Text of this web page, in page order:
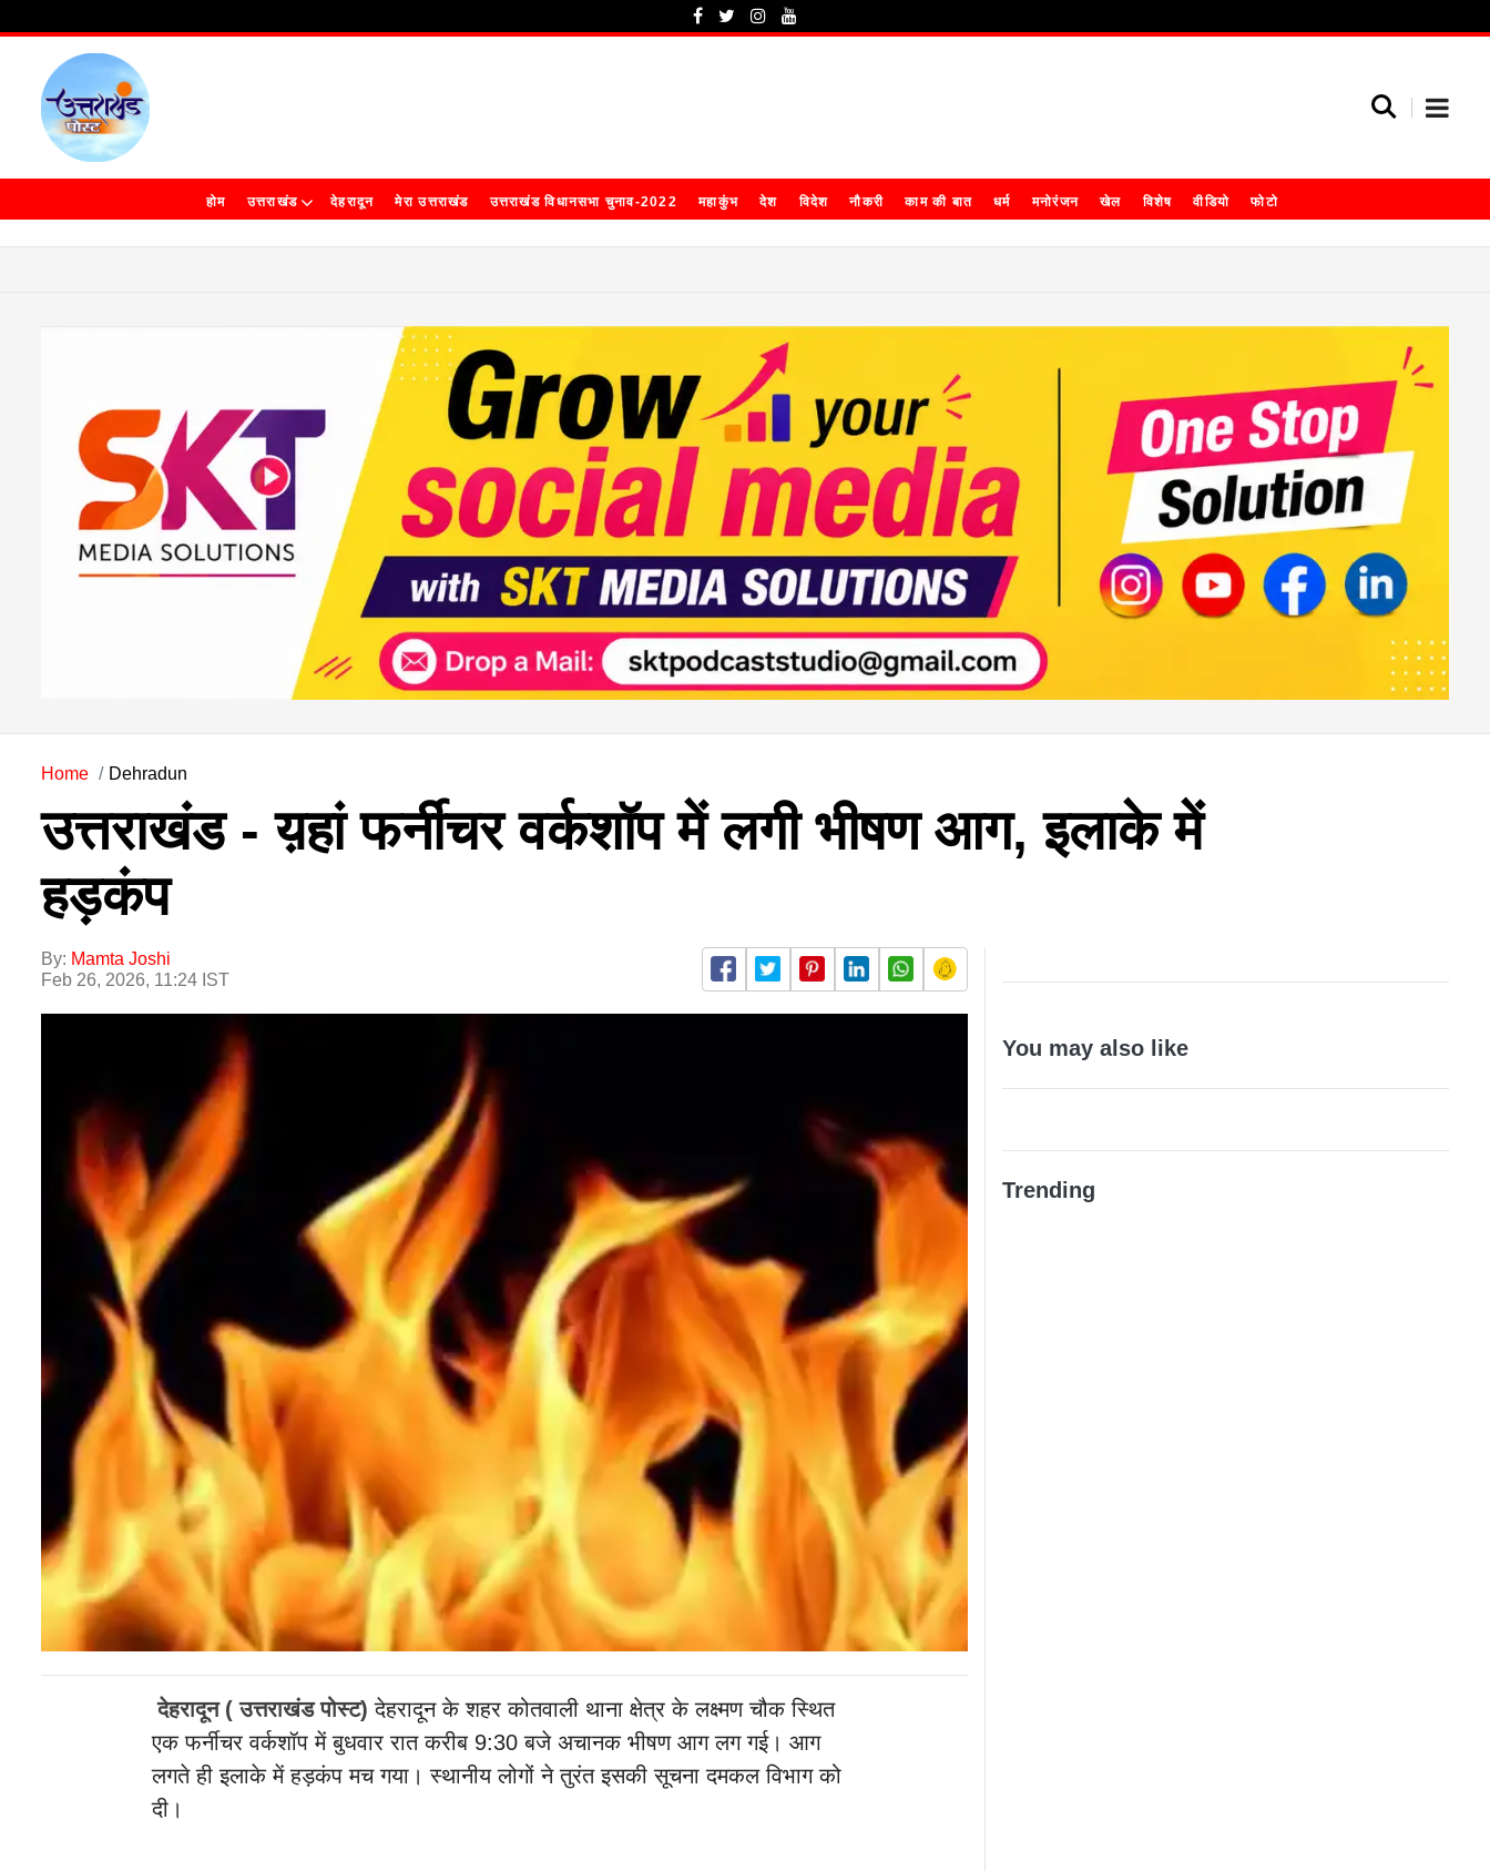
होम उत्तराखंड देहरादून मेरा उत्तराखंड उत्तराखंड विधानसभा चुनाव-2022 महाकुंभ देश विदेश नौकरी काम की बात धर्म मनोरंजन खेल विशेष वीडियो फोटो
Home Dehradun
उत्तराखंड - य़हां फर्नीचर वर्कशॉप में लगी भीषण आग, इलाके में
हड़कंप
By: Mamta Joshi
Feb 26, 2026, 11:24 IST
देहरादून ( उत्तराखंड पोस्ट) देहरादून के शहर कोतवाली थाना क्षेत्र के लक्ष्मण चौक स्थित
एक फर्नीचर वर्कशॉप में बुधवार रात करीब 9:30 बजे अचानक भीषण आग लग गई। आग
लगते ही इलाके में हड़कंप मच गया। स्थानीय लोगों ने तुरंत इसकी सूचना दमकल विभाग को
दी।
You may also like
Trending